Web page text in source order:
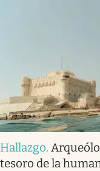
Hallazgo.
tesoro de la